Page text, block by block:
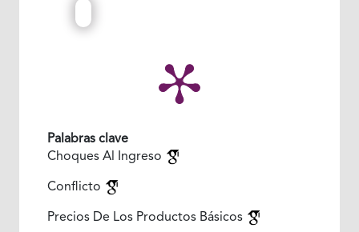
Palabras clave
Choques Al Ingreso
Conflicto
Precios De Los Productos Básicos